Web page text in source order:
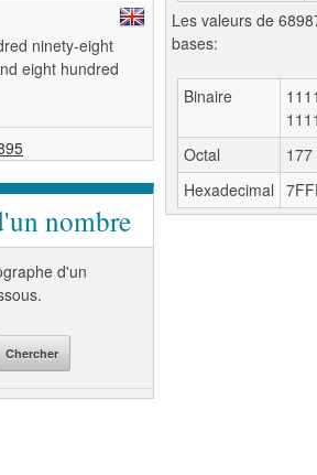
ninety-eight
eight hundred
nombre
d'un
Les valeurs de
bases:
Binaire
Octal
Hexadecimal